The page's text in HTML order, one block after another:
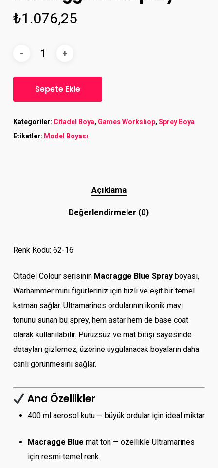
₺1.076,25
Sepete Ekle
Kategoriler: Citadel Boya, Games Workshop, Sprey Boya
Etiketler: Model Boyası
Açıklama
Değerlendirmeler (0)
Renk Kodu: 62-16
Citadel Colour serisinin Macragge Blue Sprayboyası,
Warhammer mini figürleriniz için hızlı ve eşit bir temel
katman sağlar. Ultramarines ordularının ikonik mavi
tonunu sunan bu sprey, hem astar hem de base coat
olarak kullanılabilir. Pürüzsüz ve mat bitişi sayesinde
detayları gizlemez, üzerine uygulanacak boyaların daha
canlı görünmesini sağlar.
Ana Özellikler
400 ml aerosol kutu — büyük ordular için ideal miktar
Macragge Blue mat ton — özellikle Ultramarines
için resmi temel renk